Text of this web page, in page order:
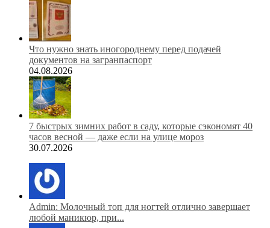
Что нужно знать иногороднему перед подачей
документов на загранпаспорт
04.08.2026
7 быстрых зимних работ в саду, которые сэкономят 40
часов весной — даже если на улице мороз
30.07.2026
Admin: Молочный топ для ногтей отлично завершает
любой маникюр, при...